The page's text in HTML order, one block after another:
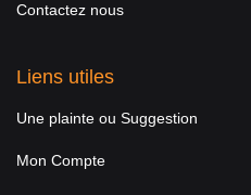
Contactez nous
Liens utiles
Une plainte ou Suggestion
Mon Compte